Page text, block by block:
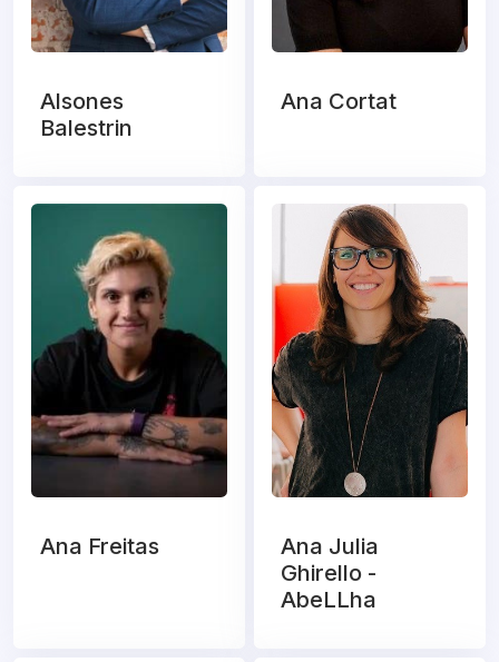
Alsones
Balestrin
Ana Cortat
Ana Freitas
Ana Julia
Ghirello -
AbeLLha